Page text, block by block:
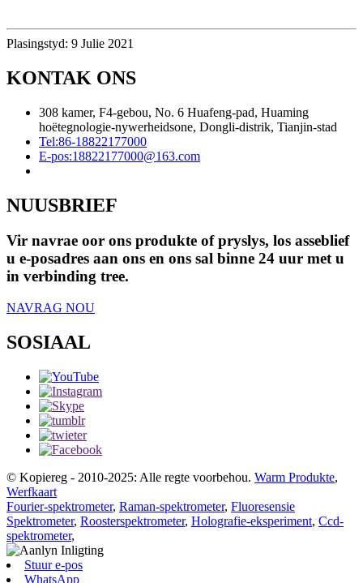
Plasingstyd: 9 Julie 2021
KONTAK ONS
308 kamer, F4-gebou, No. 6 Huafeng-pad, Huaming
hoëtegnologie-nywerheidsone, Dongli-distrik, Tianjin-stad
Tel:86-18822177000
E-pos:18822177000@163.com
NUUSBRIEF
Vir navrae oor ons produkte of pryslys, los asseblief
u e-posadres aan ons en ons sal binne 24 uur met u
in verbinding tree.
NAVRAG NOU
SOSIAAL
© Kopiereg - 2010-2025: Alle regte voorbehou. Warm Produkte,
Werfkaart
Fourier-spektrometer, Raman-spektrometer, Fluoresensie
Spektrometer, Roosterspektrometer, Holografie-eksperiment, Ccd-
spektrometer,
Stuur e-pos
WhatsApp